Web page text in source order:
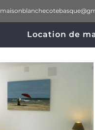
Location de